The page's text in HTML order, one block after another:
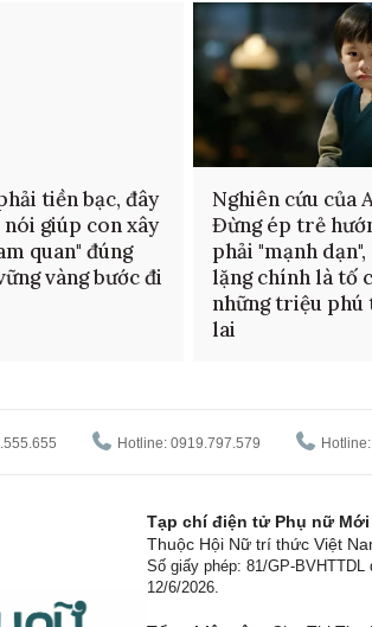
tiền bạc, đây
nói giúp con xây
quan" đúng
vàng bước đi
Nghiên cứu của
Đừng ép trẻ
phải "mạnh
lặng chính là tố
những triệu phú
lai
Hotline: 0919.797.579
Tạp chí điện tử Phụ nữ Mới
Thuộc Hội Nữ trí thức Việt
Số giấy phép: 81/GP-
12/6/2026.